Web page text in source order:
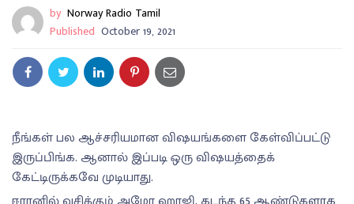
by Norway Radio Tamil
Published October 19, 2021
நீங்கள் பல ஆச்சரியமான விஷயங்களை கேள்விப்பட்டு
இருப்பிங்க. ஆனால் இப்படி ஒரு விஷயத்தைக்
கேட்டிருக்கவே முடியாது.